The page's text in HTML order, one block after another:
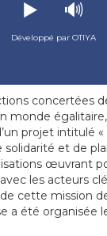
▶️ 🔊
Développé par OTIYA
concertées
monde
projet intitulé
solidarité et de
œuvrant
les acteurs
cette mission
a été organisée